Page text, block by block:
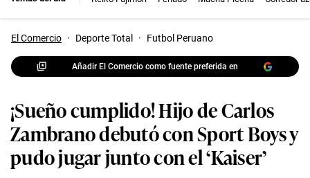
El Comercio · Deporte Total · Futbol Peruano
Añadir El Comercio como fuente preferida en
¡Sueño cumplido! Hijo de Carlos
Zambrano debutó con Sport Boys y
pudo jugar junto con el ‘Kaiser’